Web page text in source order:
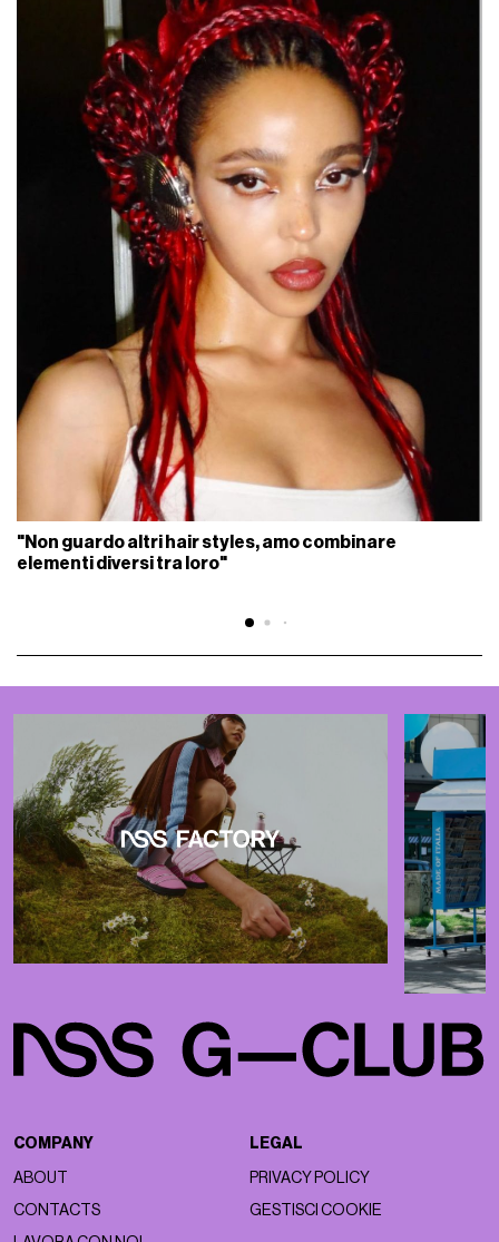
"Non guardo altri hair styles, amo combinare
elementi diversi tra loro"
COMPANY
ABOUT
CONTACTS
LEGAL
PRIVACY POLICY
GESTISCI COOKIE